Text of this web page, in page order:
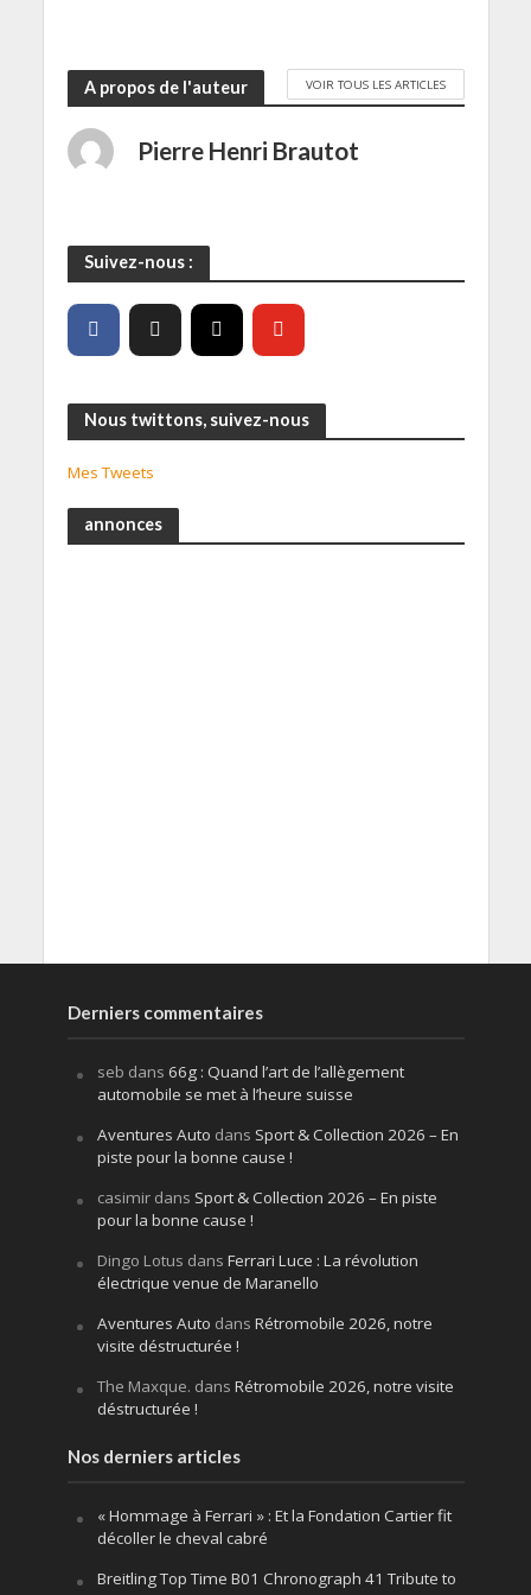
A propos de l'auteur VOIR TOUS LES ARTICLES
Pierre Henri Brautot
Suivez-nous :
Nous twittons, suivez-nous
Mes Tweets
annonces
Derniers commentaires
seb dans 66g : Quand l’art de l’allègement
automobile se met à l’heure suisse
Aventures Auto dans Sport & Collection 2026 – En
piste pour la bonne cause !
casimirdans Sport & Collection 2026 – En piste
pour la bonne cause !
Dingo Lotus dans Ferrari Luce : La révolution
électrique venue de Maranello
Aventures Auto dans Rétromobile 2026, notre
visite déstructurée !
The Maxque. dans Rétromobile 2026, notre visite
déstructurée !
Nos derniers articles
« Hommage à Ferrari » : Et la Fondation Cartier fit
décoller le cheval cabré
Breitling Top Time B01 Chronograph 41 Tribute to